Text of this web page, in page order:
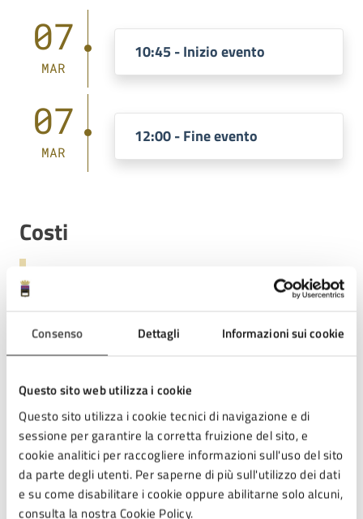
Consenso Dettagli Informazioni sui cookie
Questo sito web utilizza i cookie
Questo sito utilizza i cookie tecnici di navigazione e di
sessione per garantire la corretta fruizione del sito, e
cookie analitici per raccogliere informazioni sull'uso del sito
da parte degli utenti. Per saperne di più sull'utilizzo dei dati
e su come disabilitare i cookie oppure abilitarne solo alcuni,
consulta la nostra Cookie Policy.
07
MAR
10:45 - Inizio evento
07
MAR
12:00 - Fine evento
Costi
Allegati
Locandina evento 7 marzo 2026 (PDF)
Contatti